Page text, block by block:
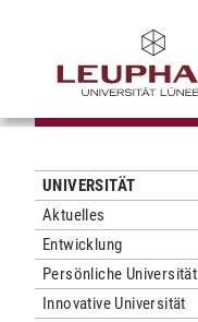
UNIVERSITÄT
Aktuelles
Entwicklung
Persönliche Universität
Innovative Universität